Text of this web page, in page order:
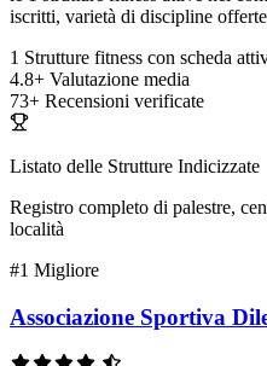
iscritti, varietà di discipline
1 Strutture fitness con scheda
4.8+ Valutazione media
73+ Recensioni verificate
Listato delle Strutture Indicizzate
Registro completo di palestre,
località
#1 Migliore
Associazione Sportiva